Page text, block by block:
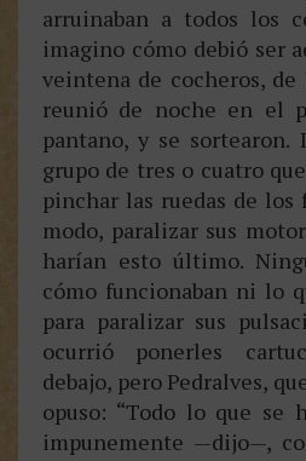
arruinaban a todos los
imagino cómo debió ser
veintena de cocheros, de
reunió de noche en el
pantano, y se
grupo de tres o cuatro
pinchar las ruedas de los
modo, paralizar sus
harían esto último.
cómo funcionaban ni lo
para paralizar sus
ocurrió ponerles
debajo, pero Pedralves,
opuso: “Todo lo que se
impunemente —dijo—,